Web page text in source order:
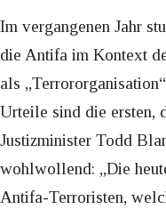
Im vergangenen Jahr
die Antifa im Kontext
als
Urteile sind die ersten,
Justizminister Todd
wohlwollend: „Die
Antifa-Terroristen,